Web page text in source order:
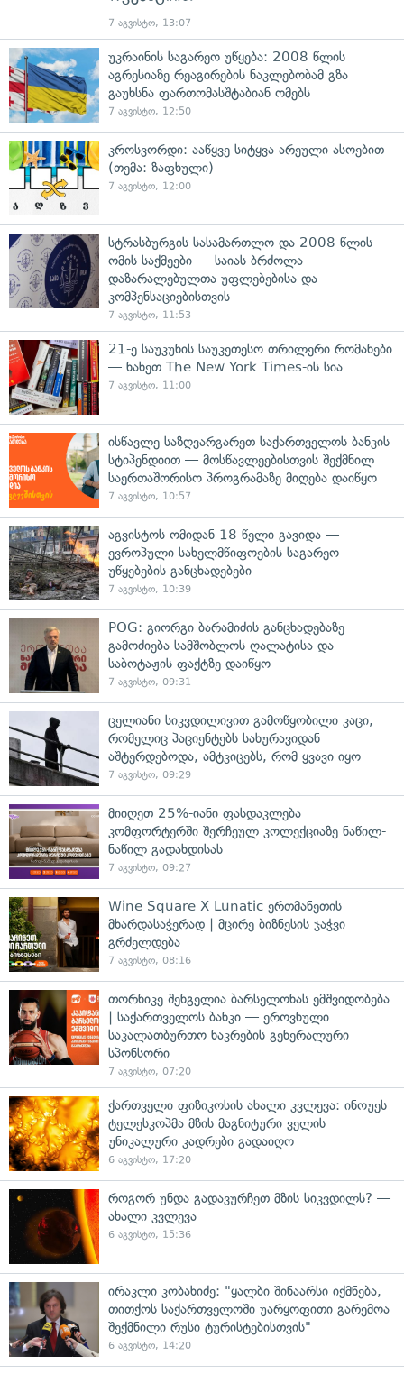
7 აგვისტო, 13:07
უკრაინის საგარეო უწყება: 2008 წლის
აგრესიაზე რეაგირების ნაკლებობამ გზა
გაუხსნა ფართომასშტაბიან ომებს
7 აგვისტო, 12:50
კროსვორდი: ააწყვე სიტყვა არეული ასოებით
(თემა: ზაფხული)
7 აგვისტო, 12:00
სტრასბურგის სასამართლო და 2008 წლის
ომის საქმეები — საიას ბრძოლა
დაზარალებულთა უფლებებისა და
კომპენსაციებისთვის
7 აგვისტო, 11:53
21-ე საუკუნის საუკეთესო თრილერი რომანები
— ნახეთ The New York Times-ის სია
7 აგვისტო, 11:00
ისწავლე საზღვარგარეთ საქართველოს ბანკის
სტიპენდიით — მოსწავლეებისთვის შექმნილ
საერთაშორისო პროგრამაზე მიღება დაიწყო
7 აგვისტო, 10:57
აგვისტოს ომიდან 18 წელი გავიდა —
ევროპული სახელმწიფოების საგარეო
უწყებების განცხადებები
7 აგვისტო, 10:39
POG: გიორგი ბარამიძის განცხადებაზე
გამოძიება სამშობლოს ღალატისა და
საბოტაჟის ფაქტზე დაიწყო
7 აგვისტო, 09:31
ცელიანი სიკვდილივით გამოწყობილი კაცი,
რომელიც პაციენტებს სახურავიდან
აშტერდებოდა, ამტკიცებს, რომ ყვავი იყო
7 აგვისტო, 09:29
მიიღეთ 25%-იანი ფასდაკლება
კომფორტერში შერჩეულ კოლექციაზე ნაწილ-
ნაწილ გადახდისას
7 აგვისტო, 09:27
Wine Square X Lunatic ერთმანეთის
მხარდასაჭერად | მცირე ბიზნესის ჯაჭვი
გრძელდება
7 აგვისტო, 08:16
თორნიკე შენგელია ბარსელონას ემშვიდობება
| საქართველოს ბანკი — ეროვნული
საკალათბურთო ნაკრების გენერალური
სპონსორი
7 აგვისტო, 07:20
ქართველი ფიზიკოსის ახალი კვლევა: ინოუეს
ტელესკოპმა მზის მაგნიტური ველის
უნიკალური კადრები გადაიღო
6 აგვისტო, 17:20
როგორ უნდა გადავურჩეთ მზის სიკვდილს? —
ახალი კვლევა
6 აგვისტო, 15:36
ირაკლი კობახიძე: "ყალბი შინაარსი იქმნება,
თითქოს საქართველოში უარყოფითი გარემოა
შექმნილი რუსი ტურისტებისთვის"
6 აგვისტო, 14:20